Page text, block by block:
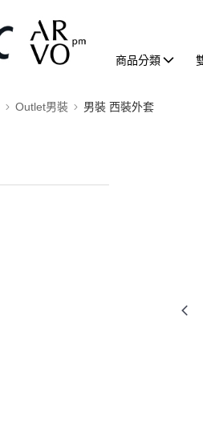
商品分類
Outlet男裝 男裝 西裝外套